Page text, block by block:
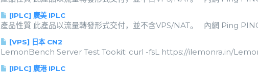
[IPLC] 廣美 IPLC
產品性質 此產品以流量轉發形式交付，並不含VPS/NAT。 內網 Ping
[VPS] 日本 CN2
LemonBench Server Test Tookit: curl -fsL https://ilemonra.in/
[IPLC] 廣港 IPLC